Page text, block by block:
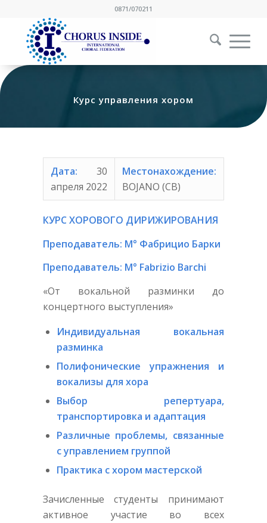
0871/070211
Курс управления хором
Дата: 30
апреля 2022
Местонахождение:
BOJANO (CB)
КУРС ХОРОВОГО ДИРИЖИРОВАНИЯ
Преподаватель: М° Фабрицио Барки
Преподаватель: M° Fabrizio Barchi
«От вокальной разминки до
концертного выступления»
Индивидуальная вокальная
разминка
Полифонические упражнения и
вокализы для хора
Выбор репертуара,
транспортировка и адаптация
Различные проблемы, связанные
с управлением группой
Практика с хором мастерской
Зачисленные студенты принимают
активное участие во всех